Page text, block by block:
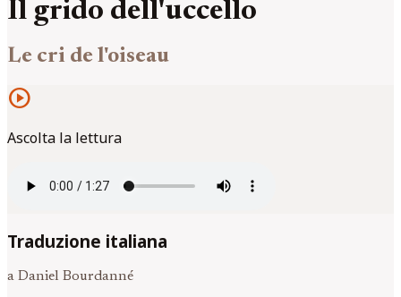
Il grido dell'uccello
Le cri de l'oiseau
play_circle
Ascolta la lettura
Traduzione italiana
a Daniel Bourdanné